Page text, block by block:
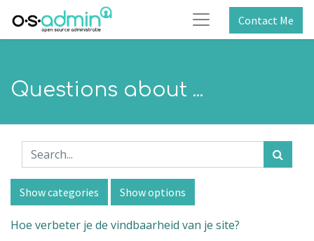
Contact Me
Questions about ...
Show categories Show options
Hoe verbeter je de vindbaarheid van je site?